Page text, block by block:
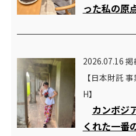
った私の原
2026.07.16 掲
【日本財託
H】
カンボジ
くれた一番